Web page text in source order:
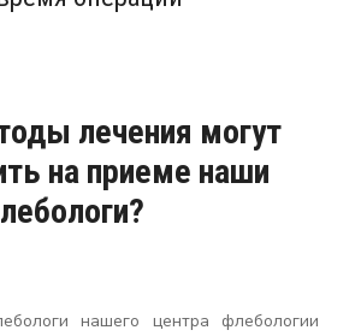
лечения могут
на приеме наши
нашего центра флебологии